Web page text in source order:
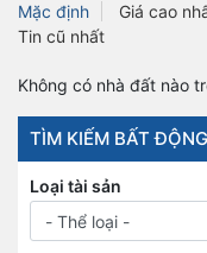
Mặc định Giá cao
Tin cũ nhất
Không có nhà đất nào
TÌM KIẾM BẤT
Loại tài sản